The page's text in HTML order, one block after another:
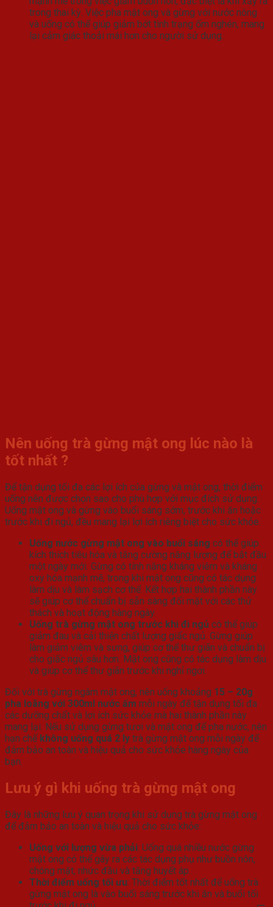
trong thai kỳ. Việc pha mật ong và gừng với nước nóng
và uống có thể giúp giảm bớt tình trạng ốm nghén, mang
lại cảm giác thoải mái hơn cho người sử dụng.
Nên uống trà gừng mật ong lúc nào là
tốt nhất ?
Để tận dụng tối đa các lợi ích của gừng và mật ong, thời điểm
uống nên được chọn sao cho phù hợp với mục đích sử dụng.
Uống mật ong và gừng vào buổi sáng sớm, trước khi ăn hoặc
trước khi đi ngủ, đều mang lại lợi ích riêng biệt cho sức khỏe.
Uống nước gừng mật ong vào buổi sáng có thể giúp
kích thích tiêu hóa và tăng cường năng lượng để bắt đầu
một ngày mới. Gừng có tính năng kháng viêm và kháng
oxy hóa mạnh mẽ, trong khi mật ong cũng có tác dụng
làm dịu và làm sạch cơ thể. Kết hợp hai thành phần này
sẽ giúp cơ thể chuẩn bị sẵn sàng đối mặt với các thử
thách và hoạt động hàng ngày.
Uống trà gừng mật ong trước khi đi ngủ có thể giúp
giảm đau và cải thiện chất lượng giấc ngủ. Gừng giúp
làm giảm viêm và sưng, giúp cơ thể thư giãn và chuẩn bị
cho giấc ngủ sâu hơn. Mật ong cũng có tác dụng làm dịu
và giúp cơ thể thư giãn trước khi nghỉ ngơi.
Đối với trà gừng ngâm mật ong, nên uống khoảng 15 – 20g
pha loãng với 300ml nước ấm mỗi ngày để tận dụng tối đa
các dưỡng chất và lợi ích sức khỏe mà hai thành phần này
mang lại. Nếu sử dụng gừng tươi và mật ong để pha nước, nên
hạn chế không uống quá 2 ly trà gừng mật ong mỗi ngày để
đảm bảo an toàn và hiệu quả cho sức khỏe hàng ngày của
bạn.
Lưu ý gì khi uống trà gừng mật ong
Đây là những lưu ý quan trọng khi sử dụng trà gừng mật ong
để đảm bảo an toàn và hiệu quả cho sức khỏe:
Uống với lượng vừa phải: Uống quá nhiều nước gừng
mật ong có thể gây ra các tác dụng phụ như buồn nôn,
chóng mặt, nhức đầu và tăng huyết áp.
Thời điểm uống tối ưu: Thời điểm tốt nhất để uống trà
gừng mật ong là vào buổi sáng trước khi ăn và buổi tối